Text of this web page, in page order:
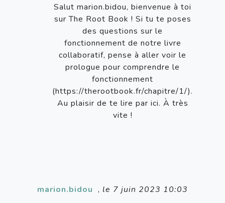
Salut marion.bidou, bienvenue à toi
sur The Root Book ! Si tu te poses
des questions sur le
fonctionnement de notre livre
collaboratif, pense à aller voir le
prologue pour comprendre le
fonctionnement
(https://therootbook.fr/chapitre/1/).
Au plaisir de te lire par ici. À très
vite !
marion.bidou , le 7 juin 2023 10:03